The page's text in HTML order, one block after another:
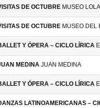
DE OCTUBRE MUSEO
DE OCTUBRE MUSEO DEL
Y ÓPERA – CICLO LÍRICA
MEDINA JUAN MEDINA
Y ÓPERA – CICLO LÍRICA
LATINOAMERICANAS –